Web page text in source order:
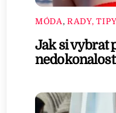
MÓDA,RADY,
Jak si vybrat